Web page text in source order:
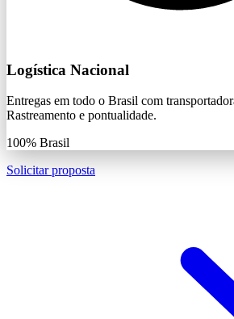
Logística Nacional
Entregas em todo o Brasil com
Rastreamento e pontualidade.
100% Brasil
Solicitar proposta